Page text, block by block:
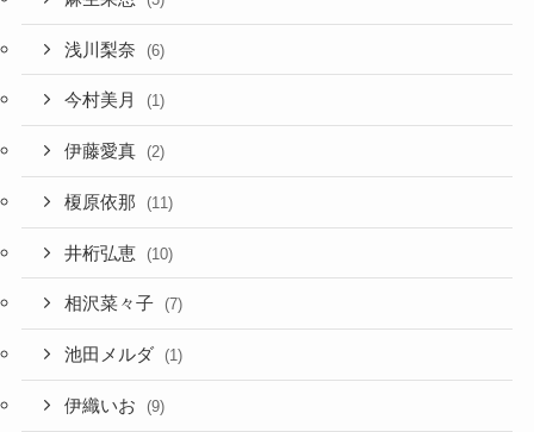
浅川梨奈 (6)
今村美月 (1)
伊藤愛真 (2)
榎原依那 (11)
井桁弘恵 (10)
相沢菜々子 (7)
池田メルダ (1)
伊織いお (9)